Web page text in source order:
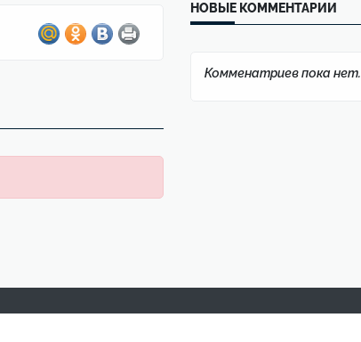
НОВЫЕ КОММЕНТАРИИ
Комменатриев пока нет.